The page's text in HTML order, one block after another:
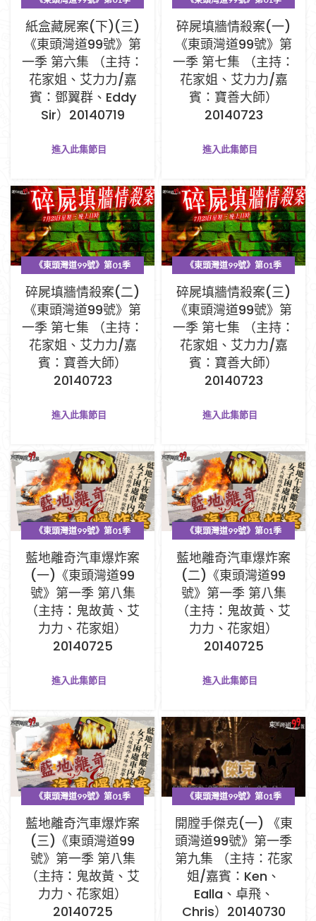
PART A (1-33集)
紙盒藏屍案(下)(三)
《東頭灣道99號》第
一季 第六集 （主持：
花家姐、艾力力/嘉
賓：鄧翼群、Eddy
Sir）20140719
進入此集節目
PART A (1-33集)
碎屍填牆情殺案(一)
《東頭灣道99號》第
一季 第七集 （主持：
花家姐、艾力力/嘉
賓：寶善大師）
20140723
進入此集節目
《東頭灣道99號》第01季
PART A (1-33集)
碎屍填牆情殺案(二)
《東頭灣道99號》第
一季 第七集 （主持：
花家姐、艾力力/嘉
賓：寶善大師）
20140723
進入此集節目
《東頭灣道99號》第01季
PART A (1-33集)
碎屍填牆情殺案(三)
《東頭灣道99號》第
一季 第七集 （主持：
花家姐、艾力力/嘉
賓：寶善大師）
20140723
進入此集節目
《東頭灣道99號》第01季
PART A (1-33集)
藍地離奇汽車爆炸案
(一)《東頭灣道99
號》第一季 第八集
（主持：鬼故黃、艾
力力、花家姐）
20140725
進入此集節目
《東頭灣道99號》第01季
PART A (1-33集)
藍地離奇汽車爆炸案
(二)《東頭灣道99
號》第一季 第八集
（主持：鬼故黃、艾
力力、花家姐）
20140725
進入此集節目
《東頭灣道99號》第01季
PART A (1-33集)
藍地離奇汽車爆炸案
(三)《東頭灣道99
號》第一季 第八集
（主持：鬼故黃、艾
力力、花家姐）
20140725
《東頭灣道99號》第01季
PART A (1-33集)
開膛手傑克(一) 《東
頭灣道99號》第一季
第九集 （主持：花家
姐/嘉賓：Ken、
Ealla、卓飛、
Chris）20140730